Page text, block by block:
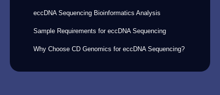
eccDNA Sequencing Bioinformatics Analysis
Sample Requirements for eccDNA Sequencing
Why Choose CD Genomics for eccDNA Sequencing?